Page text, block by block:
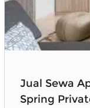
Jual Sewa
Spring